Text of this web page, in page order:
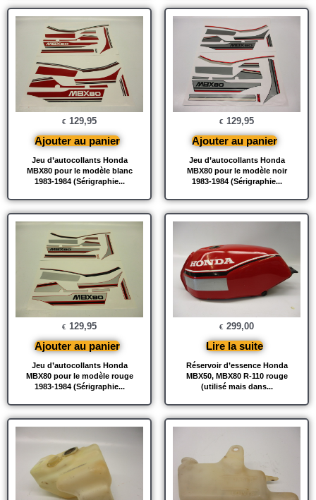
Jeu d’autocollants Honda
MBX80 pour le modèle blanc
1983-1984 (Sérigraphie...
€ 129,95
Ajouter au panier
Jeu d’autocollants Honda
MBX80 pour le modèle noir
1983-1984 (Sérigraphie...
€ 129,95
Ajouter au panier
Jeu d’autocollants Honda
MBX80 pour le modèle rouge
1983-1984 (Sérigraphie...
€ 129,95
Ajouter au panier
Réservoir d’essence Honda
MBX50, MBX80 R-110 rouge
(utilisé mais dans...
€ 299,00
Lire la suite